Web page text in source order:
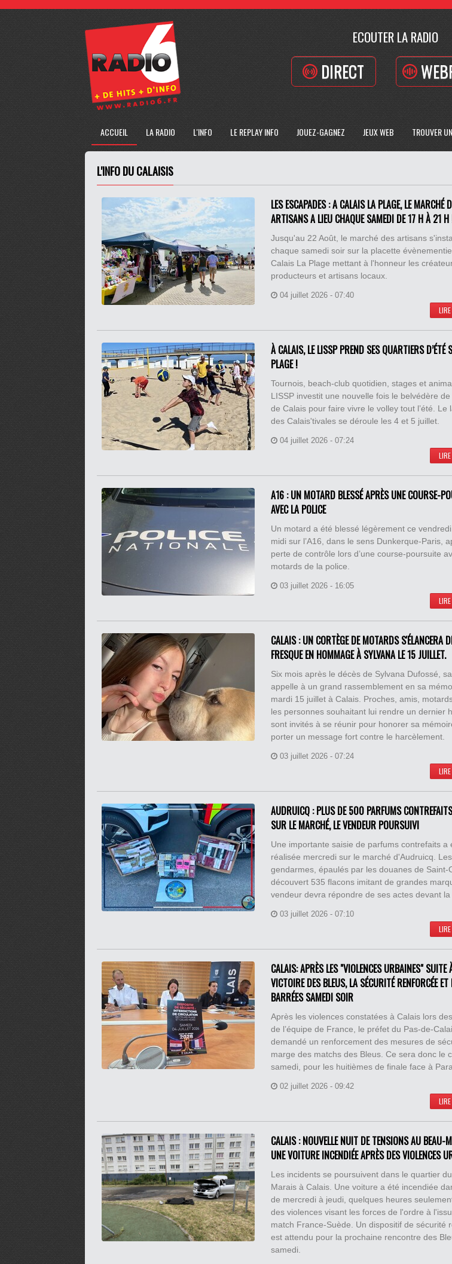
ECOUTER LA RADIO
DIRECT
ACCUEIL LA RADIO L'INFO LE REPLAY INFO JOUEZ-GAGNEZ JEUX WEB TROUVER
L'INFO DU CALAISIS
LES ESCAPADES : A CALAIS LA PLAGE, LE MARCHÉ
ARTISANS A LIEU CHAQUE SAMEDI DE 17 H À 21
Jusqu'au 22 Août, le marché des artisans
chaque samedi soir sur la placette
Calais La Plage mettant à l'honneur les
producteurs et artisans locaux.
04 juillet 2026 - 07:40
À CALAIS, LE LISSP PREND SES QUARTIERS D’ÉTÉ
PLAGE !
Tournois, beach-club quotidien, stages et
LISSP investit une nouvelle fois le belvédère
de Calais pour faire vivre le volley tout l’été. Le
des Calais'tivales se déroule les 4 et 5 juillet.
04 juillet 2026 - 07:24
A16 : UN MOTARD BLESSÉ APRÈS UNE COURSE-
AVEC LA POLICE
Un motard a été blessé légèrement ce
midi sur l’A16, dans le sens Dunkerque-Paris,
perte de contrôle lors d’une course-poursuite
motards de la police.
03 juillet 2026 - 16:05
CALAIS : UN CORTÈGE DE MOTARDS S'ÉLANCERA
FRESQUE EN HOMMAGE À SYLVANA LE 15 JUILLET.
Six mois après le décès de Sylvana Dufossé,
appelle à un grand rassemblement en sa
mardi 15 juillet à Calais. Proches, amis,
les personnes souhaitant lui rendre un dernier
sont invités à se réunir pour honorer sa
porter un message fort contre le harcèlement.
03 juillet 2026 - 07:24
AUDRUICQ : PLUS DE 500 PARFUMS
SUR LE MARCHÉ, LE VENDEUR POURSUIVI
Une importante saisie de parfums contrefaits a
réalisée mercredi sur le marché d'Audruicq. Les
gendarmes, épaulés par les douanes de Saint-
découvert 535 flacons imitant de grandes
vendeur devra répondre de ses actes devant la
03 juillet 2026 - 07:10
CALAIS: APRÈS LES "VIOLENCES URBAINES" SUITE
VICTOIRE DES BLEUS, LA SÉCURITÉ RENFORCÉE
BARRÉES SAMEDI SOIR
Après les violences constatées à Calais lors
de l’équipe de France, le préfet du Pas-de-
demandé un renforcement des mesures de
marge des matchs des Bleus. Ce sera donc le
samedi, pour les huitièmes de finale face à
02 juillet 2026 - 09:42
CALAIS : NOUVELLE NUIT DE TENSIONS AU BEAU-
UNE VOITURE INCENDIÉE APRÈS DES VIOLENCES
Les incidents se poursuivent dans le quartier
Marais à Calais. Une voiture a été incendiée
de mercredi à jeudi, quelques heures
des violences visant les forces de l'ordre à
match France-Suède. Un dispositif de sécurité
est attendu pour la prochaine rencontre des
samedi.